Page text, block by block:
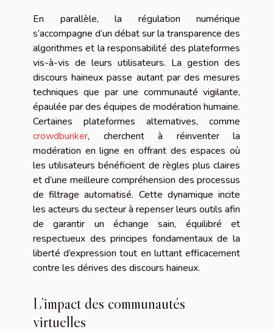
En parallèle, la régulation numérique
s’accompagne d’un débat sur la transparence des
algorithmes et la responsabilité des plateformes
vis-à-vis de leurs utilisateurs. La gestion des
discours haineux passe autant par des mesures
techniques que par une communauté vigilante,
épaulée par des équipes de modération humaine.
Certaines plateformes alternatives, comme
crowdbunker, cherchent à réinventer la
modération en ligne en offrant des espaces où
les utilisateurs bénéficient de règles plus claires
et d’une meilleure compréhension des processus
de filtrage automatisé. Cette dynamique incite
les acteurs du secteur à repenser leurs outils afin
de garantir un échange sain, équilibré et
respectueux des principes fondamentaux de la
liberté d’expression tout en luttant efficacement
contre les dérives des discours haineux.
L’impact des communautés
virtuelles